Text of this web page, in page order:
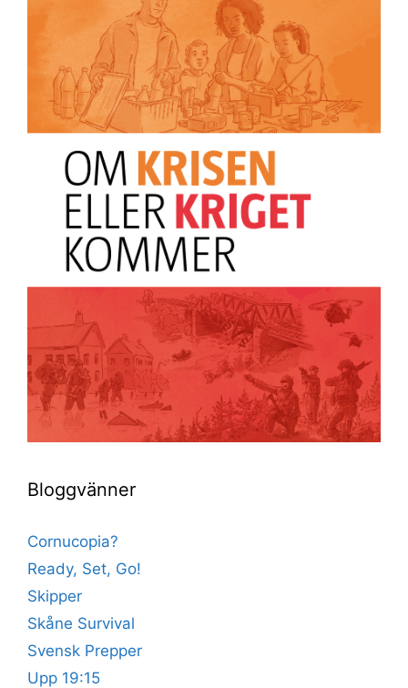
Bloggvänner
Cornucopia?
Ready, Set, Go!
Skipper
Skåne Survival
Svensk Prepper
Upp 19:15